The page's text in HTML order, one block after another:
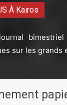
À Kairos
bimestriel
sur les grands